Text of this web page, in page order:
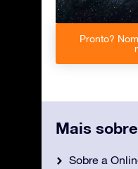
Pronto?
Mais
Sobre a